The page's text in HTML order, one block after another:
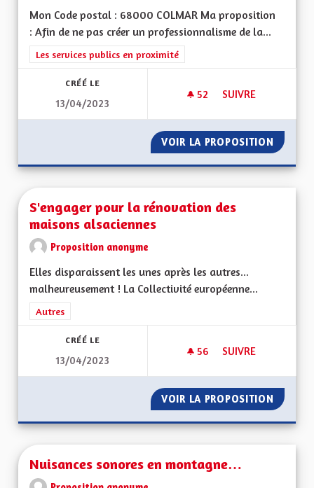
Mon Code postal : 68000 COLMAR Ma proposition
: Afin de ne pas créer un professionnalisme de la...
Filtrer les résultats de la catégorie : Les services publics en
Les services publics en proximité
CRÉÉ LE
13/04/2023
52 52 ABONNÉS
SUIVRE
VOIR LA PROPOSITION NE
S'engager pour la rénovation des
maisons alsaciennes
Proposition anonyme
Elles disparaissent les unes après les autres...
malheureusement ! La Collectivité européenne...
Filtrer les résultats de la catégorie : Autres
Autres
CRÉÉ LE
13/04/2023
56 56 ABONNÉS
SUIVRE
VOIR LA PROPOSITION
Nuisances sonores en montagne…